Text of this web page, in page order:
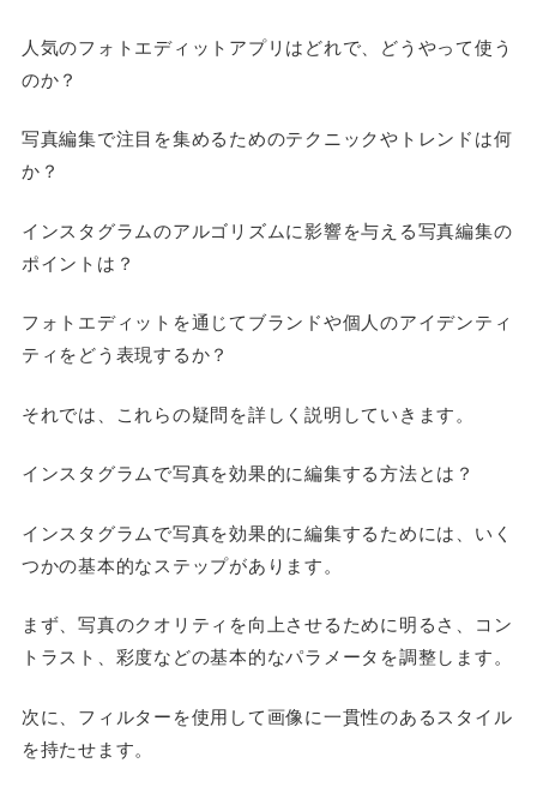
人気のフォトエディットアプリはどれで、どうやって使う
のか？
写真編集で注目を集めるためのテクニックやトレンドは何
か？
インスタグラムのアルゴリズムに影響を与える写真編集の
ポイントは？
フォトエディットを通じてブランドや個人のアイデンティ
ティをどう表現するか？
それでは、これらの疑問を詳しく説明していきます。
インスタグラムで写真を効果的に編集する方法とは？
インスタグラムで写真を効果的に編集するためには、いく
つかの基本的なステップがあります。
まず、写真のクオリティを向上させるために明るさ、コン
トラスト、彩度などの基本的なパラメータを調整します。
次に、フィルターを使用して画像に一貫性のあるスタイル
を持たせます。